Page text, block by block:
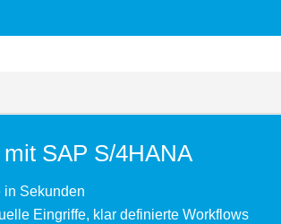
SAP S/4HANA
in Sekunden
Eingriffe, klar definierte Workflows